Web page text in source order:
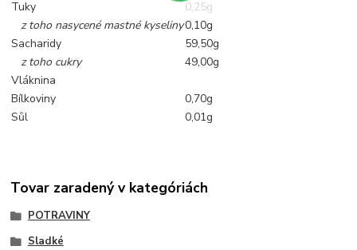
Tuky
0,25g
z toho nasycené mastné kyseliny0,10g
Sacharidy
59,50g
z toho cukry
49,00g
Vláknina
Bílkoviny
0,70g
Sůl
0,01g
Tovar zaradený v kategóriách
POTRAVINY
Sladké